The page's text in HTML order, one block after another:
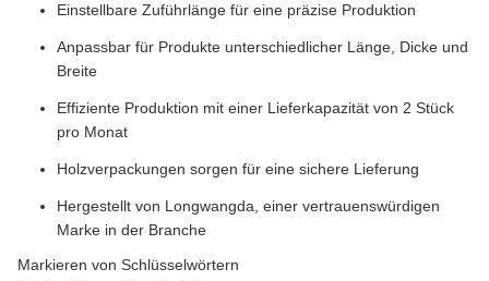
Einstellbare Zuführlänge für eine präzise Produktion
Anpassbar für Produkte unterschiedlicher Länge, Dicke und
Breite
Effiziente Produktion mit einer Lieferkapazität von 2 Stück
pro Monat
Holzverpackungen sorgen für eine sichere Lieferung
Hergestellt von Longwangda, einer vertrauenswürdigen
Marke in der Branche
Markieren von Schlüsselwörtern